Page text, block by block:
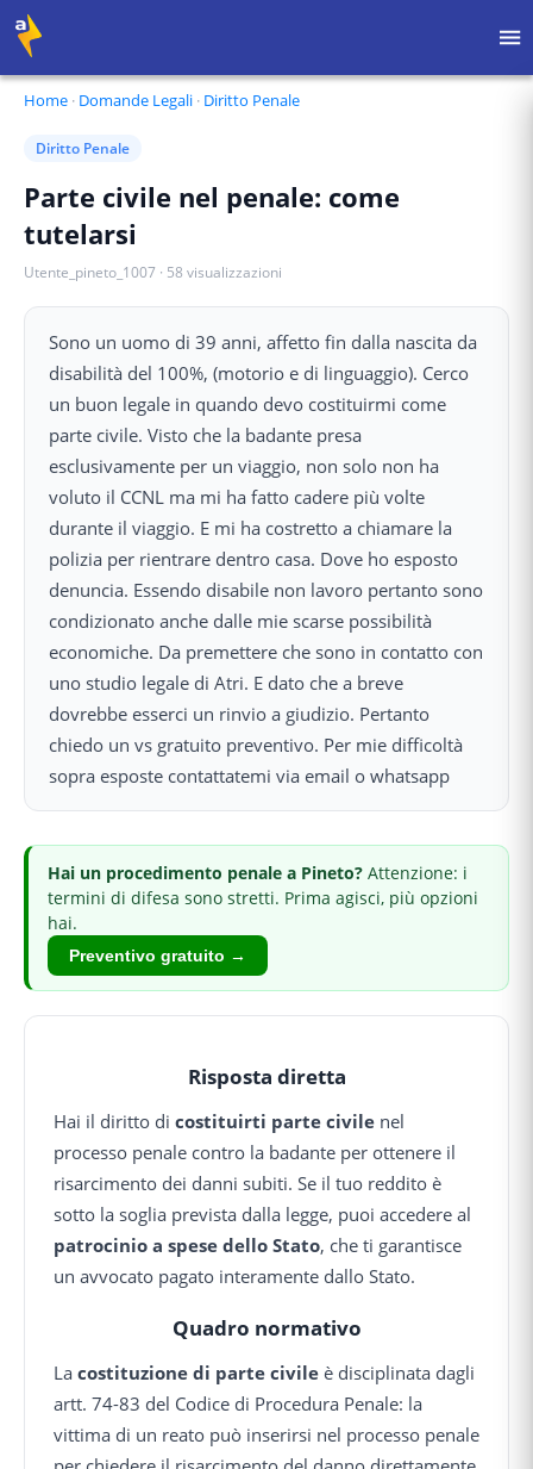
Home · Domande Legali · Diritto Penale
Diritto Penale
Parte civile nel penale: come
tutelarsi
Utente_pineto_1007 · 58 visualizzazioni
Sono un uomo di 39 anni, affetto fin dalla nascita da
disabilità del 100%, (motorio e di linguaggio). Cerco
un buon legale in quando devo costituirmi come
parte civile. Visto che la badante presa
esclusivamente per un viaggio, non solo non ha
voluto il CCNL ma mi ha fatto cadere più volte
durante il viaggio. E mi ha costretto a chiamare la
polizia per rientrare dentro casa. Dove ho esposto
denuncia. Essendo disabile non lavoro pertanto sono
condizionato anche dalle mie scarse possibilità
economiche. Da premettere che sono in contatto con
uno studio legale di Atri. E dato che a breve
dovrebbe esserci un rinvio a giudizio. Pertanto
chiedo un vs gratuito preventivo. Per mie difficoltà
sopra esposte contattatemi via email o whatsapp
Hai un procedimento penale a Pineto? Attenzione: i
termini di difesa sono stretti. Prima agisci, più opzioni
hai.
Preventivo gratuito →
Risposta diretta
Hai il diritto di costituirti parte civile nel
processo penale contro la badante per ottenere il
risarcimento dei danni subiti. Se il tuo reddito è
sotto la soglia prevista dalla legge, puoi accedere al
patrocinio a spese dello Stato, che ti garantisce
un avvocato pagato interamente dallo Stato.
Quadro normativo
La costituzione di parte civile è disciplinata dagli
artt. 74-83 del Codice di Procedura Penale: la
vittima di un reato può inserirsi nel processo penale